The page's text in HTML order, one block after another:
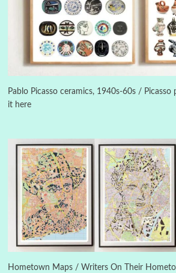
Pablo Picasso ceramics, 1940s-60s /
it here
Hometown Maps / Writers On Their
On [:]
Letters to Merce
New York, 1943-44
Poems Pop +
Ah! Sunflower | A poem
1794 + A song by The Fugs,
Alphabetarion #
Alphabetarion # Absent |